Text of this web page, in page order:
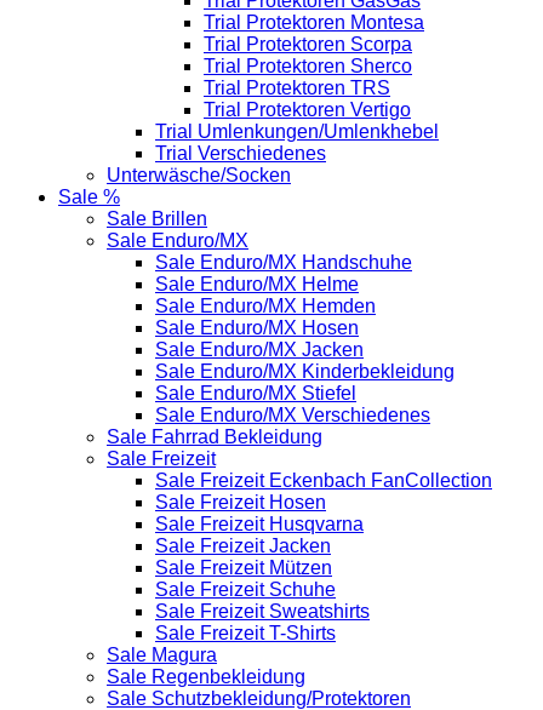
Trial Protektoren Montesa
Trial Protektoren Scorpa
Trial Protektoren Sherco
Trial Protektoren TRS
Trial Protektoren Vertigo
Trial Umlenkungen/Umlenkhebel
Trial Verschiedenes
Unterwäsche/Socken
Sale %
Sale Brillen
Sale Enduro/MX
Sale Enduro/MX Handschuhe
Sale Enduro/MX Helme
Sale Enduro/MX Hemden
Sale Enduro/MX Hosen
Sale Enduro/MX Jacken
Sale Enduro/MX Kinderbekleidung
Sale Enduro/MX Stiefel
Sale Enduro/MX Verschiedenes
Sale Fahrrad Bekleidung
Sale Freizeit
Sale Freizeit Eckenbach FanCollection
Sale Freizeit Hosen
Sale Freizeit Husqvarna
Sale Freizeit Jacken
Sale Freizeit Mützen
Sale Freizeit Schuhe
Sale Freizeit Sweatshirts
Sale Freizeit T-Shirts
Sale Magura
Sale Regenbekleidung
Sale Schutzbekleidung/Protektoren